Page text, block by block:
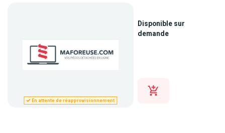
En attente de réapprovisionnement
Disponible sur
demande